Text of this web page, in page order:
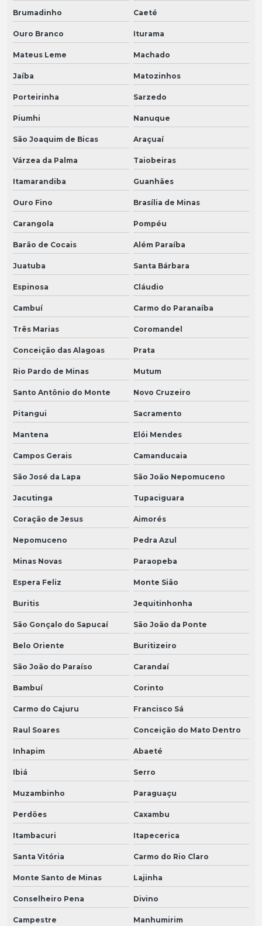
Brumadinho Caeté
Ouro Branco Iturama
Mateus Leme Machado
Jaíba Matozinhos
Porteirinha Sarzedo
Piumhi Nanuque
São Joaquim de Bicas Araçuaí
Várzea da Palma Taiobeiras
Itamarandiba Guanhães
Ouro Fino Brasília de Minas
Carangola Pompéu
Barão de Cocais Além Paraíba
Juatuba Santa Bárbara
Espinosa Cláudio
Cambuí Carmo do Paranaíba
Três Marias Coromandel
Conceição das Alagoas Prata
Rio Pardo de Minas Mutum
Santo Antônio do Monte Novo Cruzeiro
Pitangui Sacramento
Mantena Elói Mendes
Campos Gerais Camanducaia
São José da Lapa São João Nepomuceno
Jacutinga Tupaciguara
Coração de Jesus Aimorés
Nepomuceno Pedra Azul
Minas Novas Paraopeba
Espera Feliz Monte Sião
Buritis Jequitinhonha
São Gonçalo do Sapucaí São João da Ponte
Belo Oriente Buritizeiro
São João do Paraíso Carandaí
Bambuí Corinto
Carmo do Cajuru Francisco Sá
Raul Soares Conceição do Mato Dentro
Inhapim Abaeté
Ibiá Serro
Muzambinho Paraguaçu
Perdões Caxambu
Itambacuri Itapecerica
Santa Vitória Carmo do Rio Claro
Monte Santo de Minas Lajinha
Conselheiro Pena Divino
Campestre Manhumirim